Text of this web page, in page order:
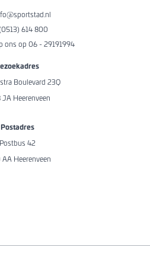
614 800
ons op 06 - 29191994
Boulevard 23Q
Heerenveen
Postadres
Postbus 42
Heerenveen